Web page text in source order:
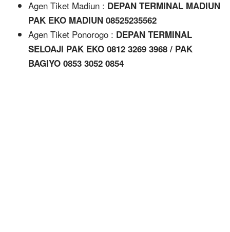
Agen Tiket Madiun : DEPAN TERMINAL MADIUN
PAK EKO MADIUN 08525235562
Agen Tiket Ponorogo : DEPAN TERMINAL
SELOAJI PAK EKO 0812 3269 3968 / PAK
BAGIYO 0853 3052 0854